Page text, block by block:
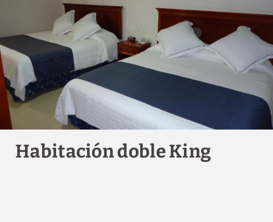
Cafetera Televisión
Habitación doble King
Hotel dog Friendly
En Hotel Porto Allegro estamos preparados
para recibirte con tu perro. ¡No lo dudes y
reserva ahora!
RESERVAR